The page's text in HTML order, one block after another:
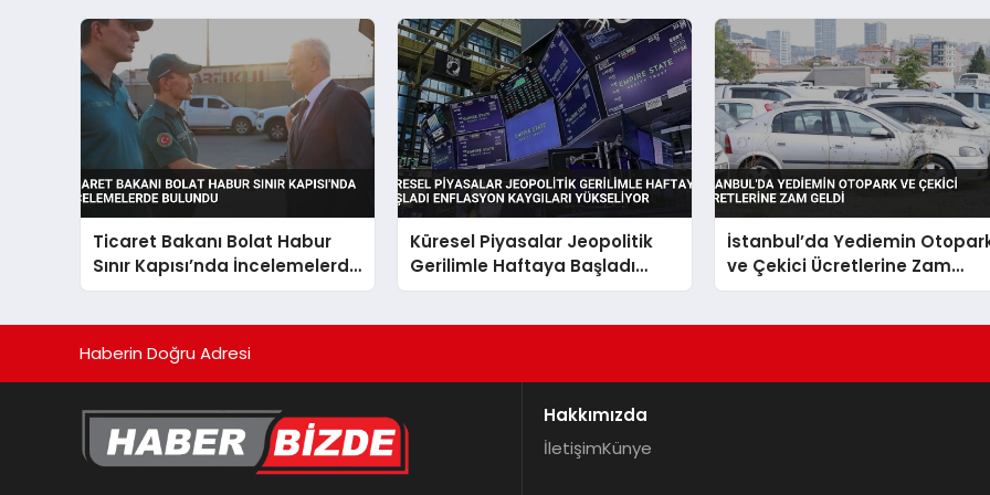
Ticaret Bakanı Bolat Habur
Sınır Kapısı’nda İncelemelerde
Bulundu
Küresel Piyasalar Jeopolitik
Gerilimle Haftaya Başladı
Enflasyon Kaygıları Yükseliyor
İstanbul’da Yediemin
ve Çekici Ücretlerine Zam
Geldi
Haberin Doğru Adresi
Hakkımızda
İletişimKünye